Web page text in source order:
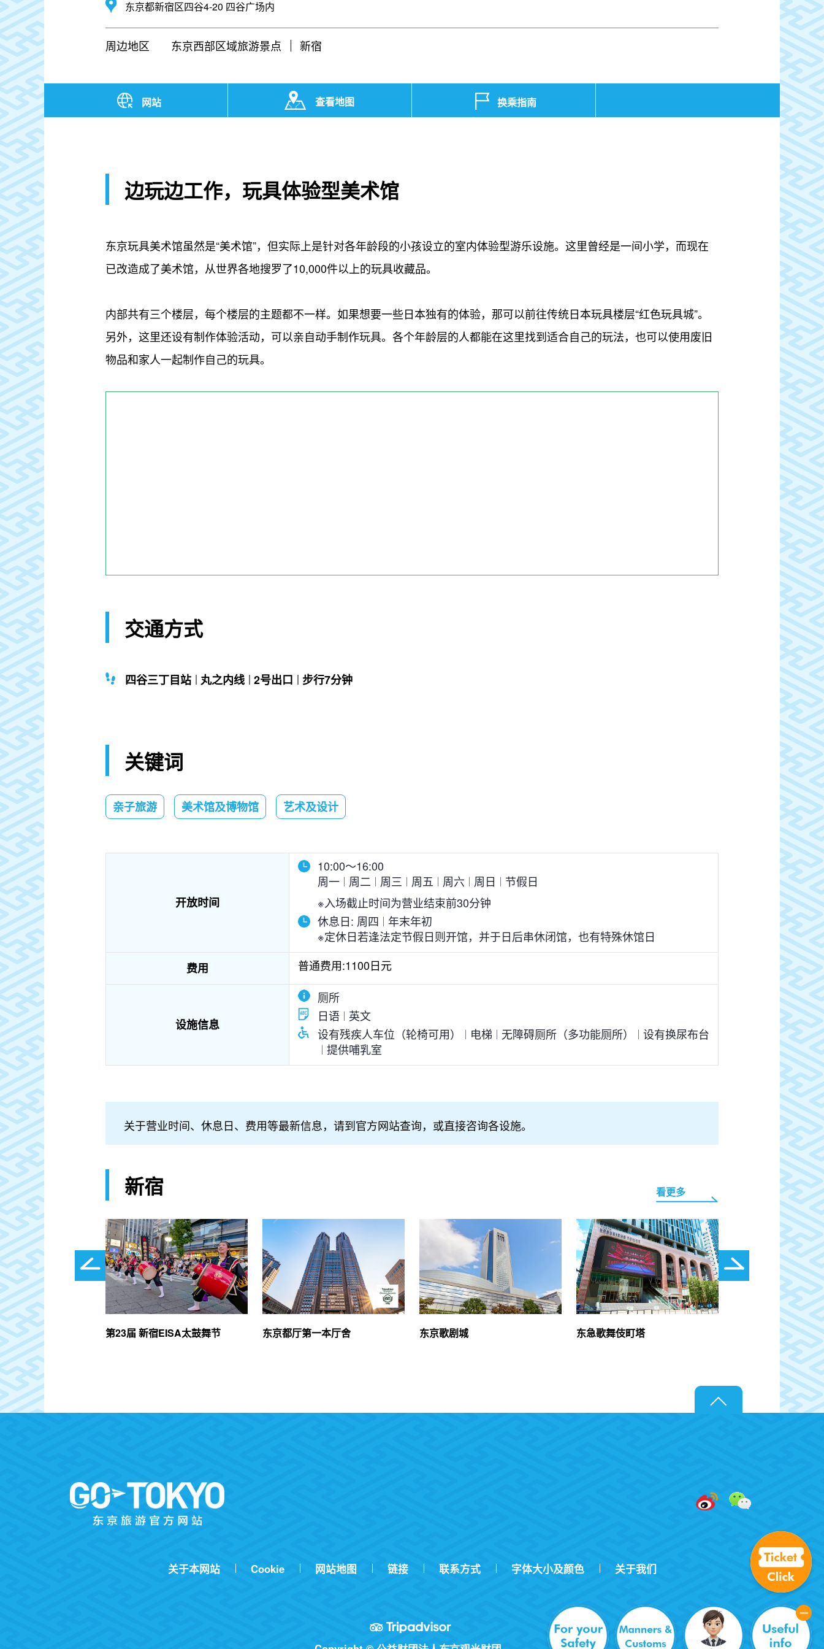
东京都新宿区四谷4-20 四谷广场内
周边地区 东京西部区域旅游景点 新宿
网站 查看地图 换乘指南
边玩边工作，玩具体验型美术馆
东京玩具美术馆虽然是“美术馆”，但实际上是针对各年龄段的小孩设立的室内体验型游乐设施。这里曾经是一间小学，而现在
已改造成了美术馆，从世界各地搜罗了10,000件以上的玩具收藏品。
内部共有三个楼层，每个楼层的主题都不一样。如果想要一些日本独有的体验，那可以前往传统日本玩具楼层“红色玩具城”。
另外，这里还设有制作体验活动，可以亲自动手制作玩具。各个年龄层的人都能在这里找到适合自己的玩法，也可以使用废旧
物品和家人一起制作自己的玩具。
交通方式
四谷三丁目站 丸之内线 2号出口 步行7分钟
关键词
亲子旅游 美术馆及博物馆 艺术及设计
开放时间
10:00～16:00
周一
周二 周三 周五 周六 周日
节假日
※入场截止时间为营业结束前30分钟
休息日: 周四
年末年初
※定休日若逢法定节假日则开馆，并于日后串休闭馆，也有特殊休馆日
费用
普通费用:1100日元
设施信息
厕所
日语
英文
设有残疾人车位（轮椅可用）
电梯 无障碍厕所（多功能厕所）
设有换尿布台
提供哺乳室
关于营业时间、休息日、费用等最新信息，请到官方网站查询，或直接咨询各设施。
新宿 看更多
新女性） 第23届 新宿EISA太鼓舞节 东京都厅第一本厅舍 东京歌剧城 东急歌舞伎町塔
东京之春：走访再
全新的学习体验
关于本网站 Cookie 网站地图 链接 联系方式 字体大小及颜色 关于我们